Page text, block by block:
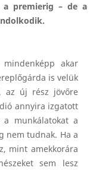
a premierig – de a
akar
is velük
az új rész jövőre
annyira izgatott
munkálatokat a
nem tudnak. Ha a
mint amekkorára
sem lesz